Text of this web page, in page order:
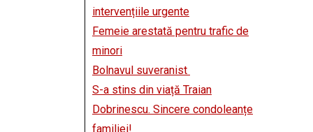
intervențiile urgente
Femeie arestată pentru trafic de
minori
Bolnavul suveranist
S-a stins din viață Traian
Dobrinescu. Sincere condoleanțe
familiei!